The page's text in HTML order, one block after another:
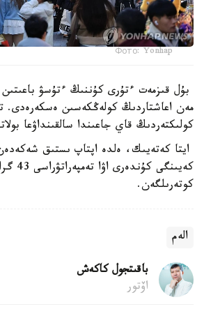
Фото: Yonhap
بۇل قىزمەت ءتۇرى كۇننىڭ ءتۇسۋ باعىتىن
مەن اعاشتاردىڭ كولەڭكەسىن ەسكەرەدى.
كولىكتەردىڭ قاي جاعىندا سالقىنداۋعا
ايتا كەتەيىك، ەلدە اپتاپ ىستىق
كوتەرىلگەن.
الەم
باقىتجول كاكەش
اۆتور